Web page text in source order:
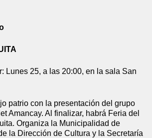
Lunes 25, a las 20:00, en la sala San
patrio con la presentación del grupo
Amancay. Al finalizar, habrá Feria del
Organiza la Municipalidad de
la Dirección de Cultura y la Secretaría